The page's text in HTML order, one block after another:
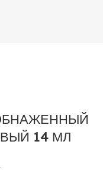
14 МЛ